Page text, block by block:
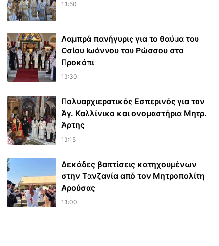
13:50
Λαμπρά πανήγυρις για το θαύμα του
Οσίου Ιωάννου του Ρώσσου στο
Προκόπι
13:30
Πολυαρχιερατικός Εσπερινός για τον
Άγ. Καλλίνικο και ονομαστήρια Μητρ.
Άρτης
13:15
Δεκάδες βαπτίσεις κατηχουμένων
στην Τανζανία από τον Μητροπολίτη
Αρούσας
13:00